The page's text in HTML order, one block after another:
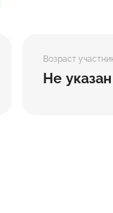
Возраст
Не указан